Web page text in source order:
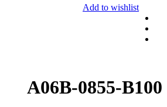
Add to wishlist
A06B-0855-B100